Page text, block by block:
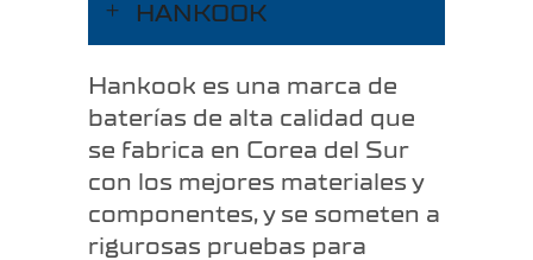
HANKOOK
Hankook es una marca de
baterías de alta calidad que
se fabrica en Corea del Sur
con los mejores materiales y
componentes, y se someten a
rigurosas pruebas para